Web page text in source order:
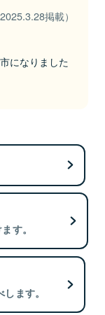
2025.3.28掲載）
になりました
す。
ます。